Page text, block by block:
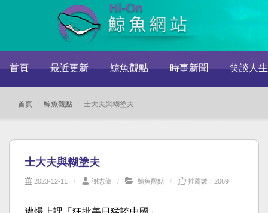
首頁 最近更新 鯨魚觀點 時事新聞 笑談人生
首頁 鯨魚觀點 士大夫與糊塗夫
士大夫與糊塗夫
2023-12-11 謝志偉 鯨魚觀點 推薦數：2069